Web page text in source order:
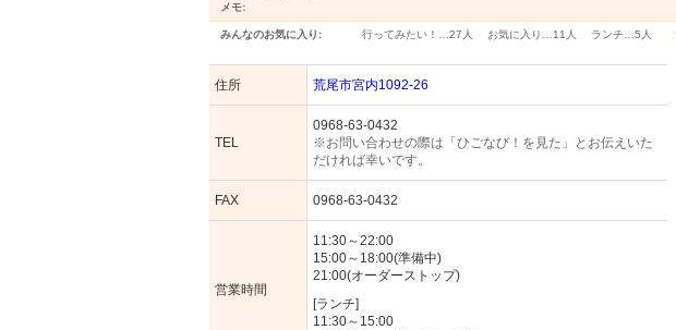
メモ:
みんなのお気に入り: 行ってみたい！… 27人 お気に入り… 11人 ランチ… 5人
住所 荒尾市宮内1092-26
TEL
0968-63-0432
※お問い合わせの際は「ひごなび！を見た」とお伝えいた
だければ幸いです。
FAX 0968-63-0432
営業時間
11:30～22:00
15:00～18:00(準備中)
21:00(オーダーストップ)
[ランチ]
11:30～15:00